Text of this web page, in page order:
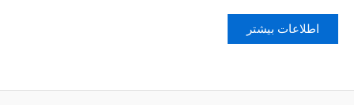
اطلاعات بیشتر